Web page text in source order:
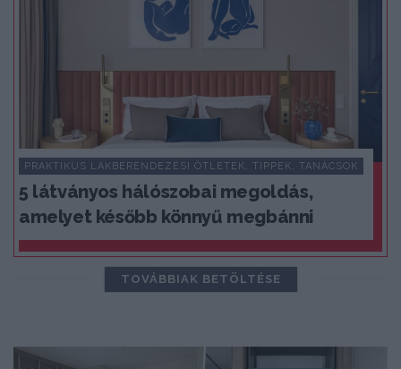
PRAKTIKUS LAKBERENDEZÉSI ÖTLETEK, TIPPEK, TANÁCSOK
5 látványos hálószobai megoldás,
amelyet később könnyű megbánni
TOVÁBBIAK BETÖLTÉSE